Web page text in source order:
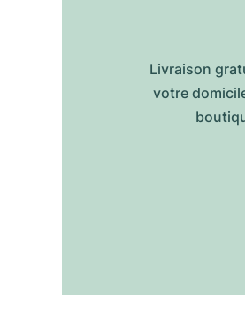
Livraison
votre